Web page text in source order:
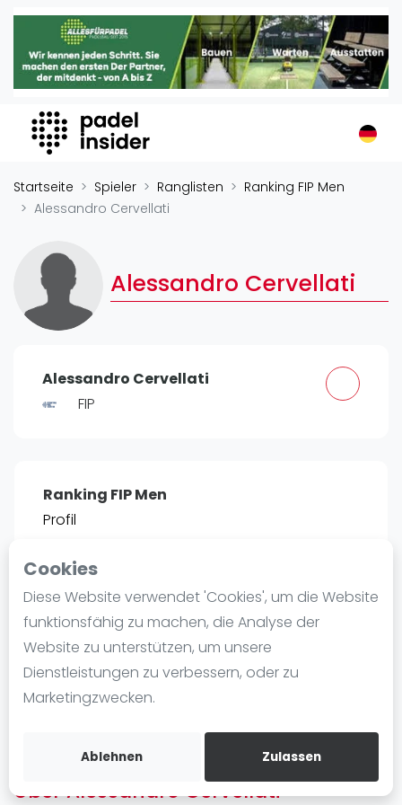
Cookies
Diese Website verwendet 'Cookies', um die Website
funktionsfähig zu machen, die Analyse der
Website zu unterstützen, um unsere
Dienstleistungen zu verbessern, oder zu
Marketingzwecken.
Ablehnen Zulassen
Padel Insider
Home
Organisationen
Buchungssysteme
Padel-Shops
Padel-Marken
Verschiedenes
Veranstaltungen
Turniere
Playtomic
Frauen
FIP Männer
Blog
Die Geschichte von Padel
Regeln und Punktzählung
Padel Schläge
Video
Startseite Spieler Ranglisten
Ranking FIP Men
Alessandro Cervellati
Alessandro Cervellati
Alessandro Cervellati
FIP
Ranking FIP Men
Profil
POSITIE
#2466 0
Bist duAlessandro Cervellati
Kostenloses Konto erstellen
Über Alessandro Cervellati